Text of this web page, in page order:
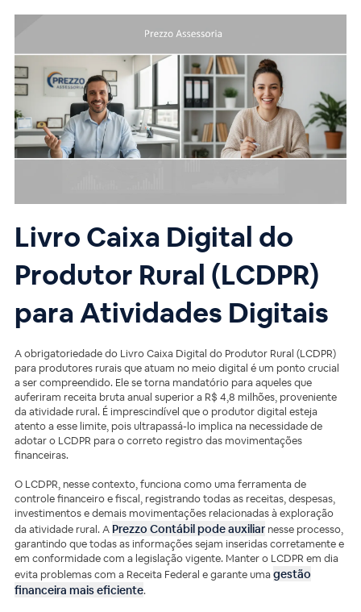
Livro Caixa Digital do
Produtor Rural (LCDPR)
para Atividades Digitais
A obrigatoriedade do Livro Caixa Digital do Produtor Rural (LCDPR)
para produtores rurais que atuam no meio digital é um ponto crucial
a ser compreendido. Ele se torna mandatório para aqueles que
auferiram receita bruta anual superior a R$ 4,8 milhões, proveniente
da atividade rural. É imprescindível que o produtor digital esteja
atento a esse limite, pois ultrapassá-lo implica na necessidade de
adotar o LCDPR para o correto registro das movimentações
financeiras.
O LCDPR, nesse contexto, funciona como uma ferramenta de
controle financeiro e fiscal, registrando todas as receitas, despesas,
investimentos e demais movimentações relacionadas à exploração
da atividade rural. A Prezzo Contábil pode auxiliarnesse processo,
garantindo que todas as informações sejam inseridas corretamente e
em conformidade com a legislação vigente. Manter o LCDPR em dia
evita problemas com a Receita Federal e garante umagestão
financeira mais eficiente.